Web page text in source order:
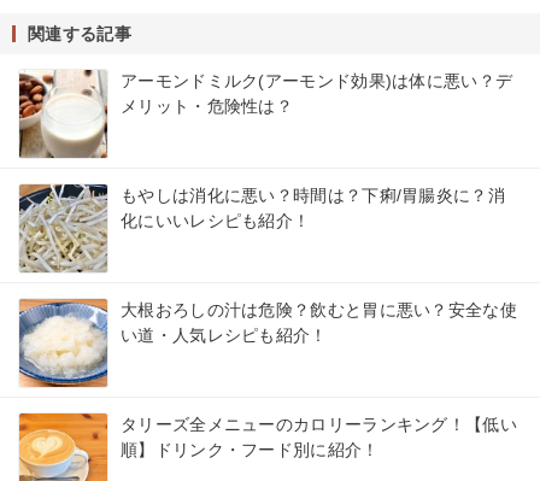
関連する記事
アーモンドミルク(アーモンド効果)は体に悪い？デ
メリット・危険性は？
もやしは消化に悪い？時間は？下痢/胃腸炎に？消
化にいいレシピも紹介！
大根おろしの汁は危険？飲むと胃に悪い？安全な使
い道・人気レシピも紹介！
タリーズ全メニューのカロリーランキング！【低い
順】ドリンク・フード別に紹介！